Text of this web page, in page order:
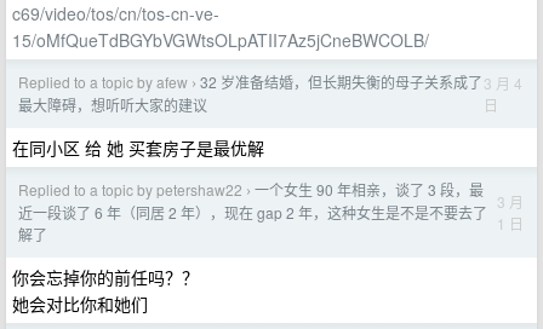
c69/video/tos/cn/tos-cn-ve-
15/oMfQueTdBGYbVGWtsOLpATII7Az5jCneBWCOLB/
Replied to a topic by afew › 32 岁准备结婚，但长期失衡的母子关系成了
最大障碍，想听听大家的建议
3 月 4
日
在同小区 给 她 买套房子是最优解
Replied to a topic by petershaw22 › 一个女生 90 年相亲，谈了 3 段，最
近一段谈了 6 年（同居 2 年），现在 gap 2 年，这种女生是不是不要去了
解了
3 月
1 日
你会忘掉你的前任吗？？
她会对比你和她们